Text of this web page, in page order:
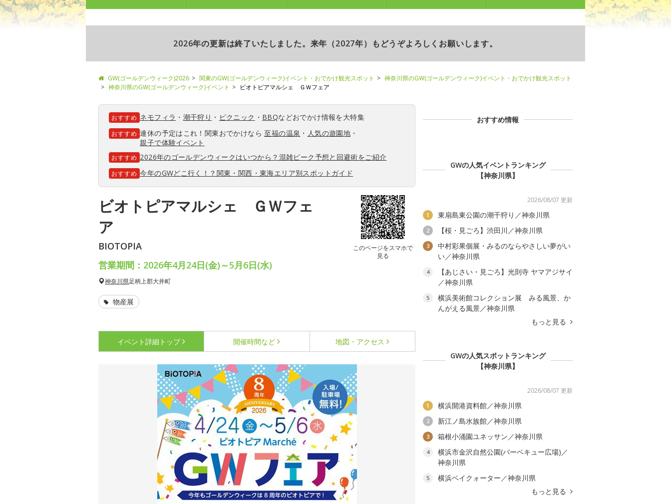
2026年の更新は終了いたしました。来年（2027年）もどうぞよろしくお願いします。
GW(ゴールデンウィーク)2026 関東のGW(ゴールデンウィーク)イベント・おでかけ観光スポット
神奈川県のGW(ゴールデンウィーク)イベント・おでかけ観光スポット
神奈川県のGW(ゴールデンウィーク)イベント
ビオトピアマルシェ ＧＷフェア
おすすめ ネモフィラ ・ 潮干狩り ・ ピクニック ・ BBQなどおでかけ情報を大特集
おすすめ 連休の予定はこれ！関東おでかけなら至福の温泉 ・ 人気の遊園地 ・
親子で体験イベント
おすすめ 2026年のゴールデンウィークはいつから？混雑ピーク予想と回避術をご紹介
おすすめ 今年のGWどこ行く！？関東・関西・東海エリア別スポットガイド
ビオトピアマルシェ ＧＷフェ
ア
BIOTOPIA
このページをスマホで
見る
営業期間：2026年4月24日(金)～5月6日(水)
神奈川県足柄上郡大井町
物産展
イベント詳細 トップ 開催時間など 地図・アクセス
おすすめ情報
GWの人気イベントランキング
【神奈川県】
2026/08/07 更新
1 東扇島東公園の潮干狩り／神奈川県
2 【桜・見ごろ】渋田川／神奈川県
3
中村彩果個展・みるのならやさしい夢がい
い／神奈川県
4
【あじさい・見ごろ】光則寺 ヤマアジサイ
／神奈川県
5
横浜美術館コレクション展 みる風景、か
んがえる風景／神奈川県
もっと見る
GWの人気スポットランキング
【神奈川県】
2026/08/07 更新
1 横浜開港資料館／神奈川県
2 新江ノ島水族館／神奈川県
3 箱根小涌園ユネッサン／神奈川県
4
横浜市金沢自然公園(バーベキュー広場)／
神奈川県
5
横浜ベイクォーター／神奈川県
もっと見る